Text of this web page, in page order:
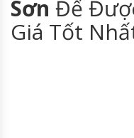
Sơn Để
Giá Tốt